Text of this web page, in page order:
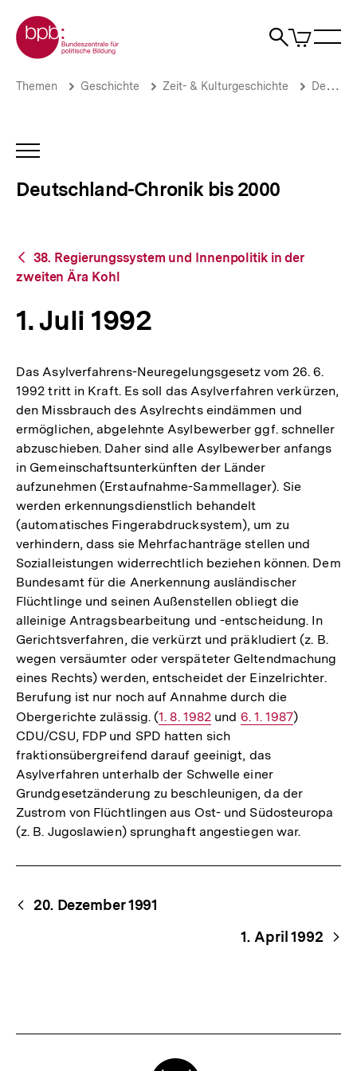
zum
Seiteninhalt
springen
Zur Startseite der bpb
Suche
Artikel
im
Deutschland-
Chronik
2000
Brotkrümelnavigation
Pfadnavigation
Themen Geschichte Zeit- & Kulturgeschichte Deutschland-Chronik bis 2000
INHALTSNAVIGATION
Deutschland-Chronik bis 2000
Zurück
zur
38. Regierungssystem und Innenpolitik in der
zweiten Ära Kohl
1. Juli 1992
Das Asylverfahrens-Neuregelungsgesetz vom 26. 6.
1992 tritt in Kraft. Es soll das Asylverfahren verkürzen,
den Missbrauch des Asylrechts eindämmen und
ermöglichen, abgelehnte Asylbewerber ggf. schneller
abzuschieben. Daher sind alle Asylbewerber anfangs
in Gemeinschaftsunterkünften der Länder
aufzunehmen (Erstaufnahme-Sammellager). Sie
werden erkennungsdienstlich behandelt
(automatisches Fingerabdrucksystem), um zu
verhindern, dass sie Mehrfachanträge stellen und
Sozialleistungen widerrechtlich beziehen können. Dem
Bundesamt für die Anerkennung ausländischer
Flüchtlinge und seinen Außenstellen obliegt die
alleinige Antragsbearbeitung und -entscheidung. In
Gerichtsverfahren, die verkürzt und präkludiert (z. B.
wegen versäumter oder verspäteter Geltendmachung
eines Rechts) werden, entscheidet der Einzelrichter.
Berufung ist nur noch auf Annahme durch die
Obergerichte zulässig. (Interner
Link:
1. 8. 1982 und Interner
6. 1. 1987)
CDU/CSU, FDP und SPD hatten sich
fraktionsübergreifend darauf geeinigt, das
Asylverfahren unterhalb der Schwelle einer
Grundgesetzänderung zu beschleunigen, da der
Zustrom von Flüchtlingen aus Ost- und Südosteuropa
(z. B. Jugoslawien) sprunghaft angestiegen war.
Begriffsnavigation
Content-
Navigation
20. Dezember 1991
1. April 1992